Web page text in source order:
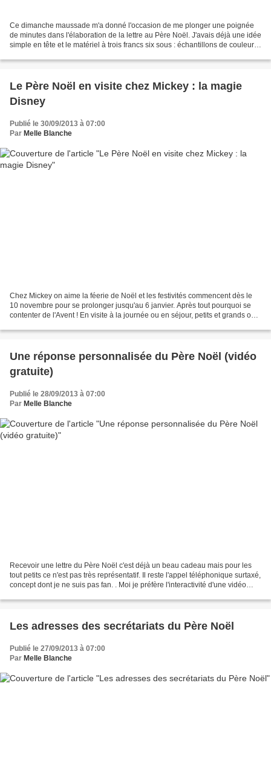
Ce dimanche maussade m'a donné l'occasion de me plonger une poignée
de minutes dans l'élaboration de la lettre au Père Noël. J'avais déjà une idée
simple en tête et le matériel à trois francs six sous : échantillons de couleur
Le Père Noël en visite chez Mickey : la magie
Disney
Publié le 30/09/2013 à 07:00
Par Melle Blanche
Chez Mickey on aime la féerie de Noël et les festivités commencent dès le
10 novembre pour se prolonger jusqu'au 6 janvier. Après tout pourquoi se
contenter de l'Avent ! En visite à la journée ou en séjour, petits et grands ont
Une réponse personnalisée du Père Noël (vidéo
gratuite)
Publié le 28/09/2013 à 07:00
Par Melle Blanche
Recevoir une lettre du Père Noël c'est déjà un beau cadeau mais pour les
tout petits ce n'est pas très représentatif. Il reste l'appel téléphonique surtaxé,
concept dont je ne suis pas fan. . Moi je préfère l'interactivité d'une vidéo
Les adresses des secrétariats du Père Noël
Publié le 27/09/2013 à 07:00
Par Melle Blanche